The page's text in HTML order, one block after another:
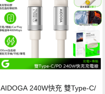
AIDOGA 240W快充 雙Type-C/